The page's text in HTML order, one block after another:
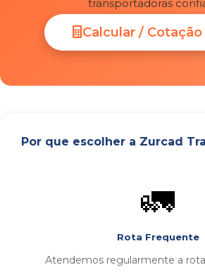
transportadoras
Calcular / Cotação
Por que escolher a Zurcad
🚛
Rota Frequente
Atendemos regularmente a